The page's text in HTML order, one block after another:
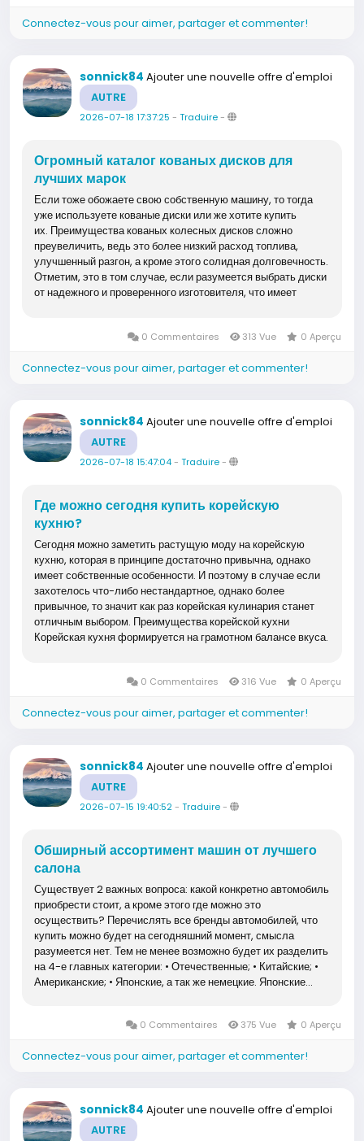
Connectez-vous pour aimer, partager et commenter!
sonnick84 Ajouter une nouvelle offre d'emploi
AUTRE
2026-07-18 17:37:25 - Traduire-
Огромный каталог кованых дисков для
лучших марок
Если тоже обожаете свою собственную машину, то тогда
уже используете кованые диски или же хотите купить
их. Преимущества кованых колесных дисков сложно
преувеличить, ведь это более низкий расход топлива,
улучшенный разгон, а кроме этого солидная долговечность.
Отметим, это в том случае, если разумеется выбрать диски
от надежного и проверенного изготовителя, что имеет
0 Commentaires 313 Vue 0 Aperçu
Connectez-vous pour aimer, partager et commenter!
sonnick84 Ajouter une nouvelle offre d'emploi
AUTRE
2026-07-18 15:47:04- Traduire-
Где можно сегодня купить корейскую
кухню?
Сегодня можно заметить растущую моду на корейскую
кухню, которая в принципе достаточно привычна, однако
имеет собственные особенности. И поэтому в случае если
захотелось что-либо нестандартное, однако более
привычное, то значит как раз корейская кулинария станет
отличным выбором. Преимущества корейской кухни
Корейская кухня формируется на грамотном балансе вкуса.
0 Commentaires 316 Vue 0 Aperçu
Connectez-vous pour aimer, partager et commenter!
sonnick84 Ajouter une nouvelle offre d'emploi
AUTRE
2026-07-15 19:40:52- Traduire-
Обширный ассортимент машин от лучшего
салона
Существует 2 важных вопроса: какой конкретно автомобиль
приобрести стоит, а кроме этого где можно это
осуществить? Перечислять все бренды автомобилей, что
купить можно будет на сегодняшний момент, смысла
разумеется нет. Тем не менее возможно будет их разделить
на 4-е главных категории: • Отечественные; • Китайские; •
Американские; • Японские, а так же немецкие. Японские...
0 Commentaires 375 Vue 0 Aperçu
Connectez-vous pour aimer, partager et commenter!
sonnick84 Ajouter une nouvelle offre d'emploi
AUTRE